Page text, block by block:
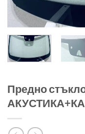
Предно